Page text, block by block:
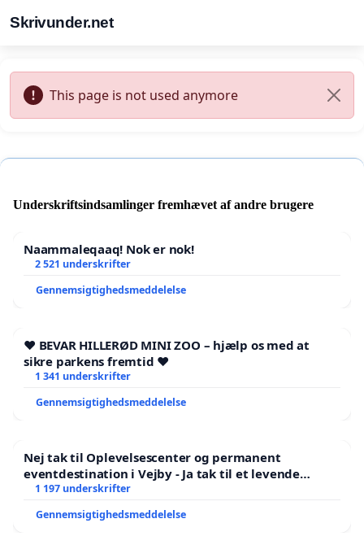
Skrivunder.net
This page is not used anymore
Underskriftsindsamlinger fremhævet af andre brugere
Naammaleqaaq! Nok er nok!
2 521 underskrifter
Gennemsigtighedsmeddelelse
❤️ BEVAR HILLERØD MINI ZOO – hjælp os med at
sikre parkens fremtid ❤️
1 341 underskrifter
Gennemsigtighedsmeddelelse
Nej tak til Oplevelsescenter og permanent
eventdestination i Vejby - Ja tak til et levende
lokalområde i balance
1 197 underskrifter
Gennemsigtighedsmeddelelse